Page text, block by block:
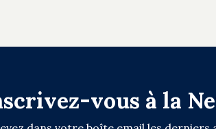
vous à la